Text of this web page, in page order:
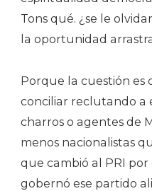
Tons qué. ¿se le
la oportunidad
Porque la cuestión es
conciliar reclutando a
charros o agentes de
menos nacionalistas
que cambió al PRI por
gobernó ese partido